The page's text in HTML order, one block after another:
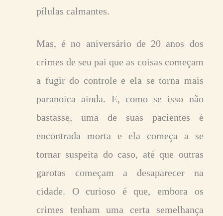
pílulas calmantes.
Mas, é no aniversário de 20 anos dos
crimes de seu pai que as coisas começam
a fugir do controle e ela se torna mais
paranoica ainda. E, como se isso não
bastasse, uma de suas pacientes é
encontrada morta e ela começa a se
tornar suspeita do caso, até que outras
garotas começam a desaparecer na
cidade. O curioso é que, embora os
crimes tenham uma certa semelhança